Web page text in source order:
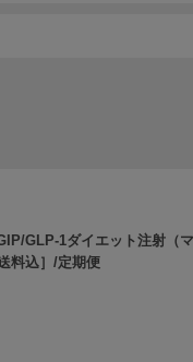
GLP-1ダイエット注射（
料込］/定期便